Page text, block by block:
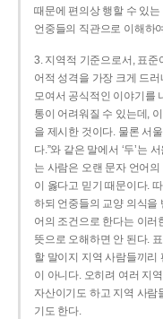
때문에 편의상 행할 수 있는
언중들의 직관으로 이해하
3. 지역적 기준으로서, 표준
어적 성격을 가장 크게 드
모여서 공식적인 이야기를
통이 어려워질 수 있는데,
을 제시한 것이다. 물론 서
다.”와 같은 말에서 ‘두’는
는 사람은 오랜 문자 언어의
이 옳다고 믿기 때문이다.
하되 언중들의 교양 의식을
어의 조건으로 한다는 이러
뜻으로 오해하면 안 된다.
할 말이지 지역 사람들끼리
이 아니다. 오히려 여러 지
자산이기도 하고 지역 사람
기도 한다.